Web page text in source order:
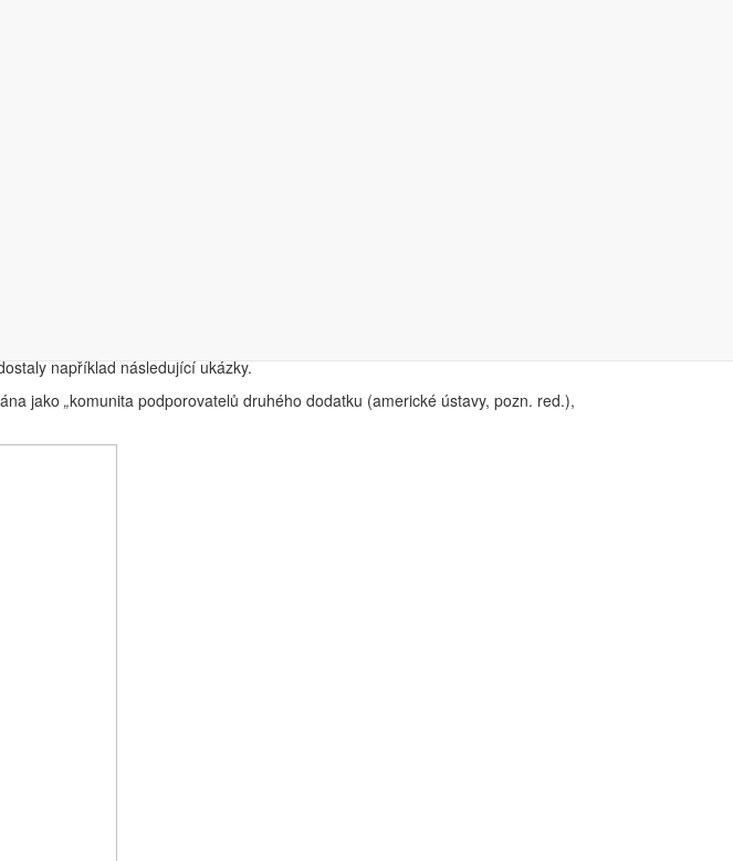
spojenému s touto událostí vystaveni. Dle Facebooku ho vidělo 29 milionů uživatelů
například následující ukázky.
jako „komunita podporovatelů druhého dodatku (americké ústavy, pozn. red.),